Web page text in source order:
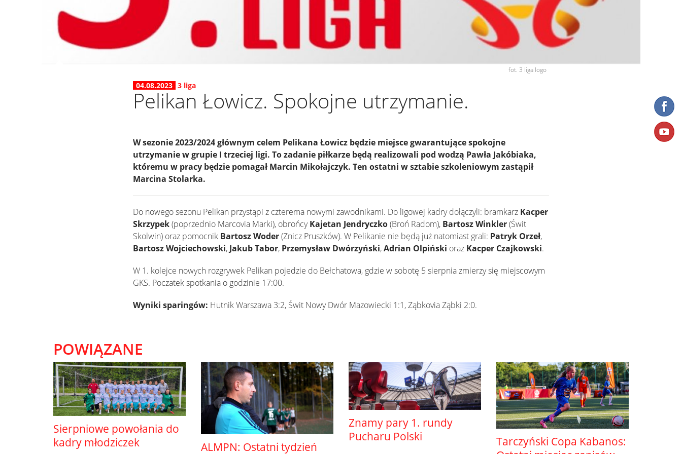
fot. 3 liga logo
04.08.2023 3 liga
Pelikan Łowicz. Spokojne utrzymanie.
W sezonie 2023/2024 głównym celem Pelikana Łowicz będzie miejsce gwarantujące spokojne
utrzymanie w grupie I trzeciej ligi. To zadanie piłkarze będą realizowali pod wodzą Pawła Jakóbiaka,
któremu w pracy będzie pomagał Marcin Mikołajczyk. Ten ostatni w sztabie szkoleniowym zastąpił
Marcina Stolarka.
Do nowego sezonu Pelikan przystąpi z czterema nowymi zawodnikami. Do ligowej kadry dołączyli: bramkarz Kacper
Skrzypek(poprzednio Marcovia Marki), obrońcyKajetan Jendryczko(Broń Radom), Bartosz Winkler(Świt
Skolwin) oraz pomocnik Bartosz Woder(Znicz Pruszków). W Pelikanie nie będą już natomiast grali: Patryk Orzeł,
Bartosz Wojciechowski, Jakub Tabor, Przemysław Dwórzyński,Adrian Olpiński oraz Kacper Czajkowski.
W 1. kolejce nowych rozgrywek Pelikan pojedzie do Bełchatowa, gdzie w sobotę 5 sierpnia zmierzy się miejscowym
GKS. Poczatek spotkania o godzinie 17:00.
Wyniki sparingów: Hutnik Warszawa 3:2, Świt Nowy Dwór Mazowiecki 1:1, Ząbkovia Ząbki 2:0.
POWIĄZANE
Sierpniowe powołania do
kadry młodziczek
ALMPN: Ostatni tydzień
Znamy pary 1. rundy
Pucharu Polski
Tarczyński Copa Kabanos: